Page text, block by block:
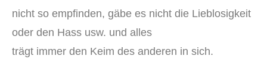
nicht so empfinden, gäbe es nicht die Lieblosigkeit
oder den Hass usw. und alles
trägt immer den Keim des anderen in sich.